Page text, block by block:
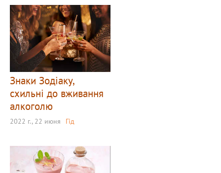
Знаки Зодіаку,
схильні до вживання
алкоголю
2022 г., 22 июня Гід